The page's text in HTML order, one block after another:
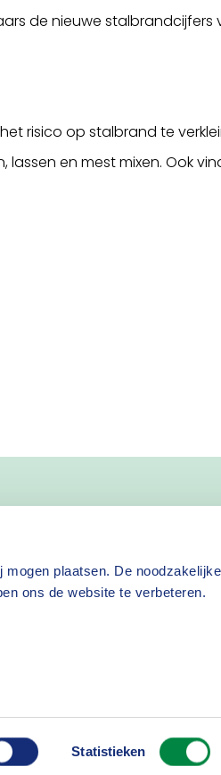
plaatsen. De
ons de website te verbeteren.
Statistieken
de nieuwe stalbrandcijfers
risico op stalbrand te
en mest mixen. Ook
Nieuwsbrief aanvragen